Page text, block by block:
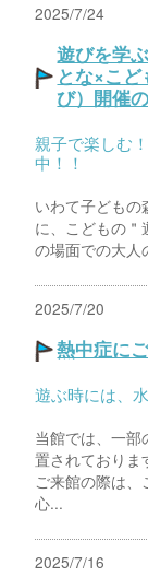
2025/7/24
遊びを学
とな×こ
び）開催
親子で楽しむ
中！！
いわて子どもの
に、こどもの
の場面での大人
2025/7/20
熱中症に
遊ぶ時には、
当館では、一部
置されておりま
ご来館の際は
心...
2025/7/16